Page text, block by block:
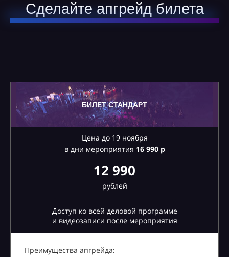
Сделайте апгрейд билета
БИЛЕТ СТАНДАРТ
Цена до 19 ноября
в дни мероприятия 16990 р
12 990
рублей
Доступ ко всей деловой программе
и видеозаписи после мероприятия
Преимущества апгрейда: